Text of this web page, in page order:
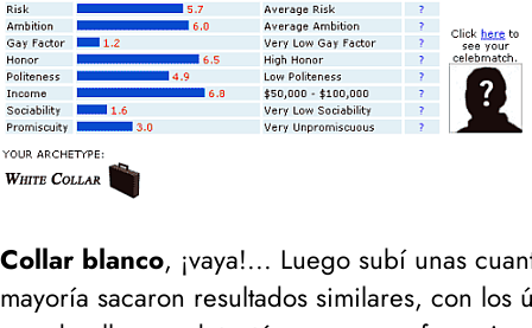
Collar blanco, ¡vaya!... Luego subí unas
mayoría sacaron resultados similares, con